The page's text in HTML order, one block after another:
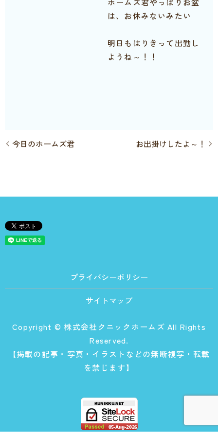
は、お休みないみたい
明日もはりきって出勤し
ようね～！！
今日のホームズ君 お出掛けしたよ～！
プライバシーポリシー
サイトマップ
Copyright © 株式会社クニックホームズ All Rights
Reserved.
【掲載の記事・写真・イラストなどの無断複写・転載
を禁じます】